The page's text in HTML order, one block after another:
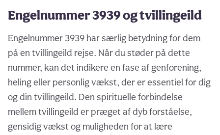
Engelnummer 3939 og tvillingeild
Engelnummer 3939 har særlig betydning for dem
på en tvillingeild rejse. Når du støder på dette
nummer, kan det indikere en fase af genforening,
heling eller personlig vækst, der er essentiel for dig
og din tvillingeild. Den spirituelle forbindelse
mellem tvillingeild er præget af dyb forståelse,
gensidig vækst og muligheden for at lære